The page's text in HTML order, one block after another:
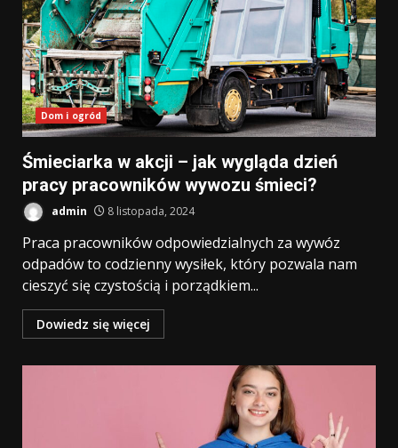
Dom i ogród
Śmieciarka w akcji – jak wygląda dzień
pracy pracowników wywozu śmieci?
admin 8 listopada, 2024
Praca pracowników odpowiedzialnych za wywóz
odpadów to codzienny wysiłek, który pozwala nam
cieszyć się czystością i porządkiem...
Dowiedz się więcej